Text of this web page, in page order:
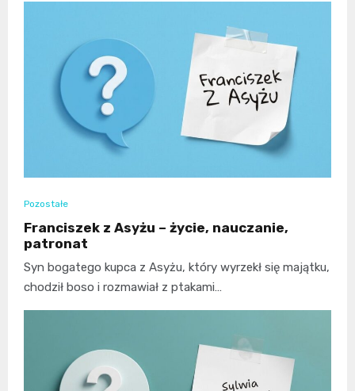
Pozostałe
Franciszek z Asyżu – życie, nauczanie,
patronat
Syn bogatego kupca z Asyżu, który wyrzekł się majątku,
chodził boso i rozmawiał z ptakami…